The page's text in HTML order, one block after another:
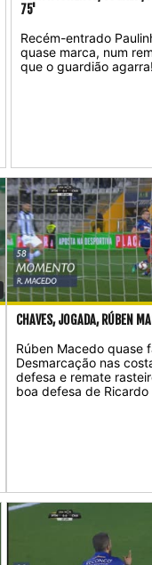
75'
Recém-entrado
quase marca, num
que o guardião agarra!
CHAVES, JOGADA, RÚBEN
Rúben Macedo quase
Desmarcação nas
defesa e remate
boa defesa de Ricardo